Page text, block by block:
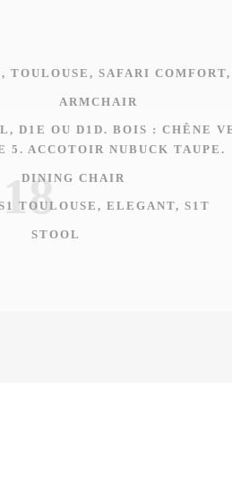
ARMCHAIR
DINING CHAIR
STOOL